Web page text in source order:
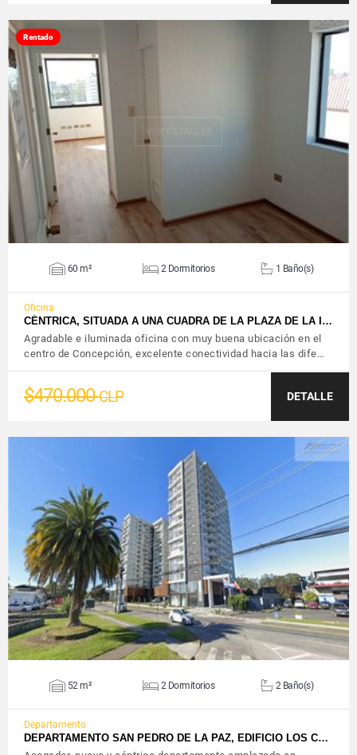
Rentado
VER DETALLES
60 m² 2 Dormitorios 1 Baño(s)
Oficina
CÉNTRICA, SITUADA A UNA CUADRA DE LA PLAZA DE LA I…
Agradable e iluminada oficina con muy buena ubicación en el
centro de Concepción, excelente conectividad hacia las dife…
$470.000CLP DETALLE
VER DETALLES
52 m² 2 Dormitorios 2 Baño(s)
Departamento
DEPARTAMENTO SAN PEDRO DE LA PAZ, EDIFICIO LOS C…